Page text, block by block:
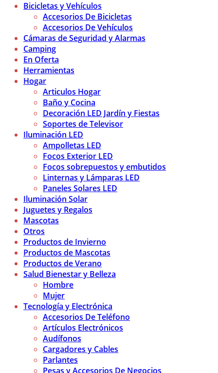
Bicicletas y Vehículos
Accesorios De Bicicletas
Accesorios De Vehículos
Cámaras de Seguridad y Alarmas
Camping
En Oferta
Herramientas
Hogar
Articulos Hogar
Baño y Cocina
Decoración LED Jardín y Fiestas
Soportes de Televisor
Iluminación LED
Ampolletas LED
Focos Exterior LED
Focos sobrepuestos y embutidos
Linternas y Lámparas LED
Paneles Solares LED
Iluminación Solar
Juguetes y Regalos
Mascotas
Otros
Productos de Invierno
Productos de Mascotas
Productos de Verano
Salud Bienestar y Belleza
Hombre
Mujer
Tecnología y Electrónica
Accesorios De Teléfono
Artículos Electrónicos
Audífonos
Cargadores y Cables
Parlantes
Pesas y Accesorios De Negocios